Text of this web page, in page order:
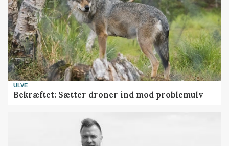
ULVE
Bekræftet: Sætter droner ind mod problemulv